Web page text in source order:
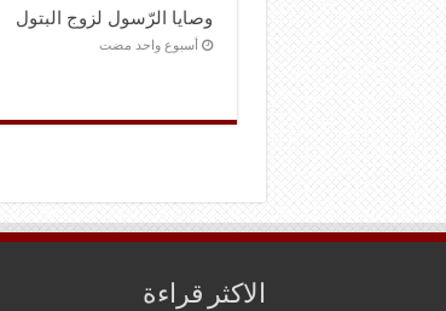
وصايا الرّسول لزوج البتول
‏أسبوع واحد مضت
الاكثر قراءة